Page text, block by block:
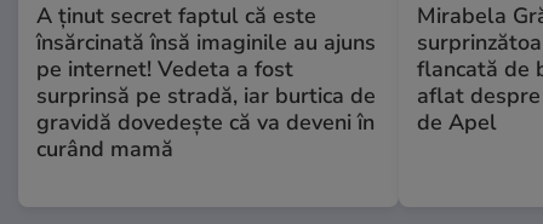
A ținut secret faptul că este
însărcinată însă imaginile au ajuns
pe internet! Vedeta a fost
surprinsă pe stradă, iar burtica de
gravidă dovedește că va deveni în
curând mamă
Mirabela
flancată de
aflat
de Apel